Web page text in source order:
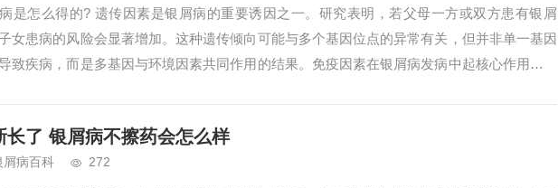
是怎么得的? 遗传因素是银屑病的重要诱因之一。研究表明，若父母一方或双方患有银屑
女患病的风险会显著增加。这种遗传倾向可能与多个基因位点的异常有关，但并非单一基因
致疾病，而是多基因与环境因素共同作用的结果。免疫因素在银屑病发病中起核心作用。遗
长了 银屑病不擦药会怎么样
屑病百科 272